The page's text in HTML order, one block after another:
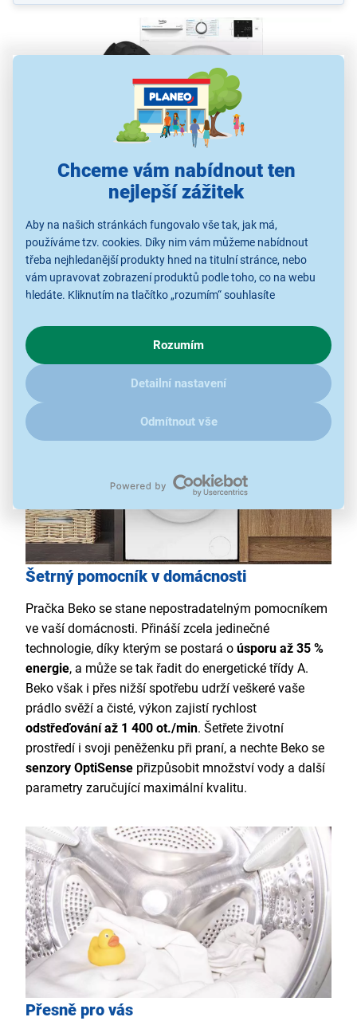
Chceme vám nabídnout ten
nejlepší zážitek
Aby na našich stránkách fungovalo vše tak, jak má,
používáme tzv. cookies. Díky nim vám můžeme nabídnout
třeba nejhledanější produkty hned na titulní stránce, nebo
vám upravovat zobrazení produktů podle toho, co na webu
hledáte. Kliknutím na tlačítko „rozumím“ souhlasíte
chování na webu pro zobrazení cílených reklam. Pokud vás
zajímají detaily, jak u nás s cookies a dalšími údaji pracujeme,
kliknětesem.
Rozumím
Detailní nastavení
Odmítnout vše
Pračka Beko BM3WFSU38413WW
kapacita 8 kg
rychlost až 1 400 ot./min
třída energetické účinnosti A
digitální displej pro ovládání
dlouhá životnost s HiTech topením
Šetrný pomocník v domácnosti
Pračka Beko se stane nepostradatelným pomocníkem
ve vaší domácnosti. Přináší zcela jedinečné
technologie, díky kterým se postará o úsporu až 35 %
energie, a může se tak řadit do energetické třídy A.
Beko však i přes nižší spotřebu udrží veškeré vaše
prádlo svěží a čisté, výkon zajistí rychlost
odstřeďování až 1 400 ot./min. Šetřete životní
prostředí i svoji peněženku při praní, a nechte Beko se
senzory OptiSense přizpůsobit množství vody a další
parametry zaručující maximální kvalitu.
Přesně pro vás